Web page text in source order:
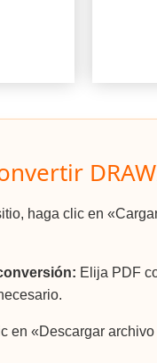
haga clic en
Elija PDF
en «Descargar